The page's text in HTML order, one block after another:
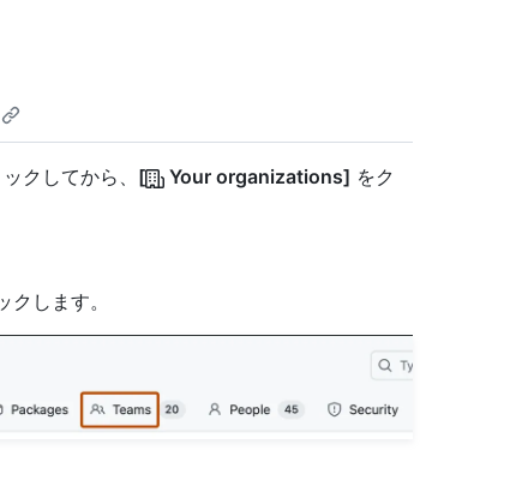
クしてから、 [ Your organizations] をク
します。